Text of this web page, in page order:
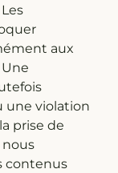
aux
une violation
prise de
nous
contenus